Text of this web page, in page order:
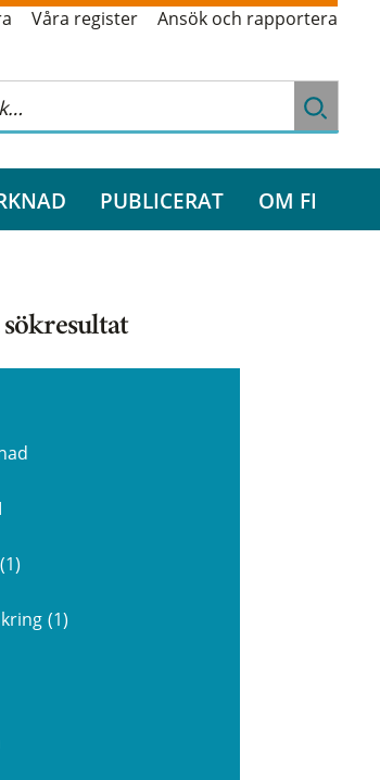
Våra register Ansök och rapportera
PUBLICERAT OM FI
(1)
(1)